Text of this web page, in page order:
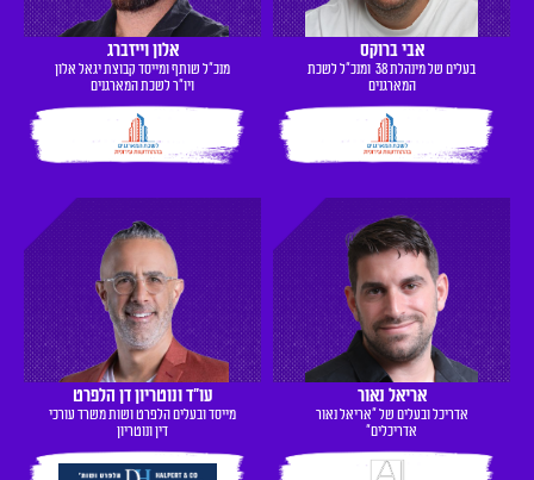
אבי ברוקס
בעלים של מינהלת 38 ומנכ"ל לשכת
המארגנים
אלון וייזברג
מנכ"ל שותף ומייסד קבוצת יגאל אלון
ויו"ר לשכת המארגנים
אריאל נאור
אדריכל ובעלים של "אריאל נאור
אדריכלים"
עו"ד ונוטריון דן הלפרט
מייסד ובעלים הלפרט ושות משרד עורכי
דין ונוטריון